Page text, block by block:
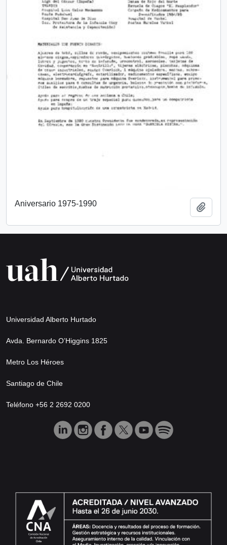
Aniversario 1975-1990
Universidad Alberto Hurtado
Avda. Bernardo O’Higgins 1825
Metro Los Héroes
Santiago de Chile
Teléfono +56 2 2692 0200